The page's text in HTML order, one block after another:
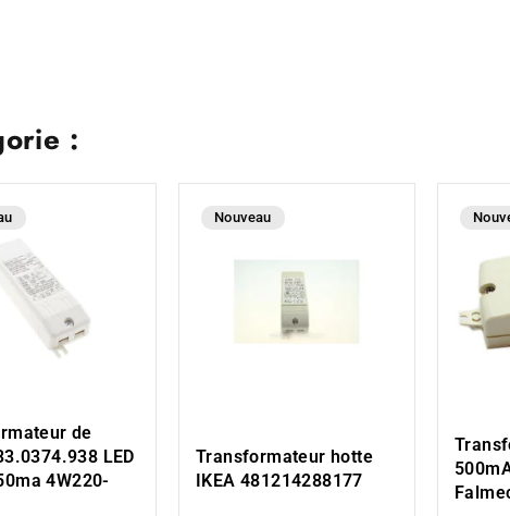
:
de
LED
4W220-
Nouveau
Transformateur hotte
IKEA 481214288177